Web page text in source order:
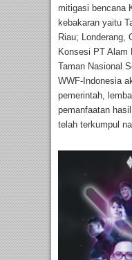
mitigasi bencana
kebakaran yaitu
Riau; Londerang,
Konsesi PT Alam
Taman Nasional
WWF-Indonesia
pemerintah,
pemanfaatan
telah terkumpul